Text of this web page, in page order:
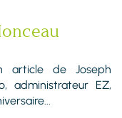
article de Joseph
administrateur EZ,